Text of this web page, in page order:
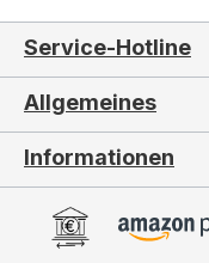
Service-Hotline
Allgemeines
Informationen